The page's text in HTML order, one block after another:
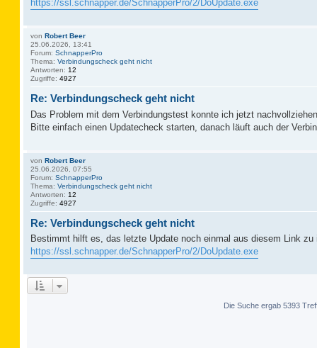
https://ssl.schnapper.de/SchnapperPro/2/DoUpdate.exe
von Robert Beer
25.06.2026, 13:41
Forum: SchnapperPro
Thema: Verbindungscheck geht nicht
Antworten: 12
Zugriffe: 4927
Re: Verbindungscheck geht nicht
Das Problem mit dem Verbindungstest konnte ich jetzt
Bitte einfach einen Updatecheck starten, danach läuft auch der
von Robert Beer
25.06.2026, 07:55
Forum: SchnapperPro
Thema: Verbindungscheck geht nicht
Antworten: 12
Zugriffe: 4927
Re: Verbindungscheck geht nicht
Bestimmt hilft es, das letzte Update noch einmal aus diesem Link zu
https://ssl.schnapper.de/SchnapperPro/2/DoUpdate.exe
Die Suche ergab 5393